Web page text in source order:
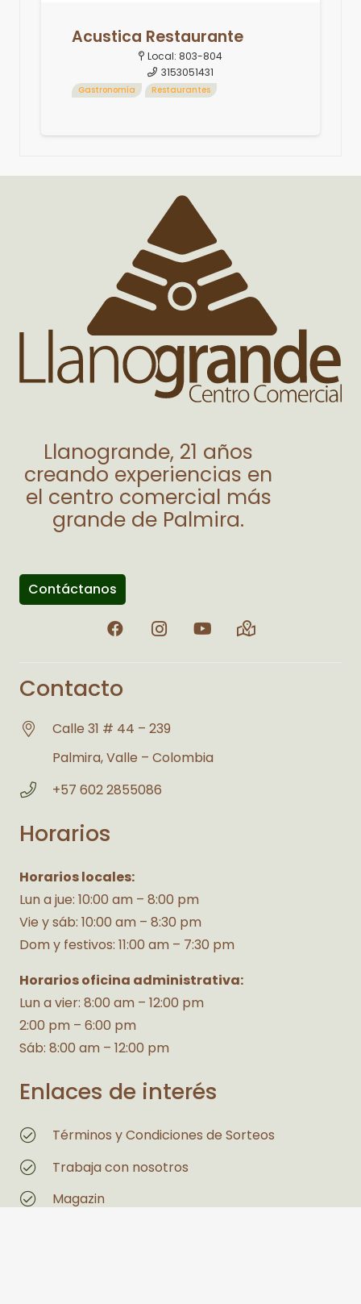
Acustica Restaurante
Local: 803-804
3153051431
Gastronomía Restaurantes
Llanogrande, 21 años
creando experiencias en
el centro comercial más
grande de Palmira.
Contáctanos
Contacto
Calle 31 # 44 – 239
Palmira, Valle – Colombia
+57 602 2855086
Horarios
Horarios locales:
Lun a jue: 10:00 am – 8:00 pm
Vie y sáb: 10:00 am – 8:30 pm
Dom y festivos: 11:00 am – 7:30 pm
Horarios oficina administrativa:
Lun a vier: 8:00 am – 12:00 pm
2:00 pm – 6:00 pm
Sáb: 8:00 am – 12:00 pm
Enlaces de interés
Términos y Condiciones de Sorteos
Trabaja con nosotros
Magazin